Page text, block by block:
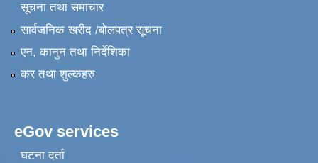
सूचना तथा समाचार
सार्वजनिक खरीद /बोलपत्र सूचना
एन, कानुन तथा निर्देशिका
कर तथा शुल्कहरु
eGov services
घटना दर्ता